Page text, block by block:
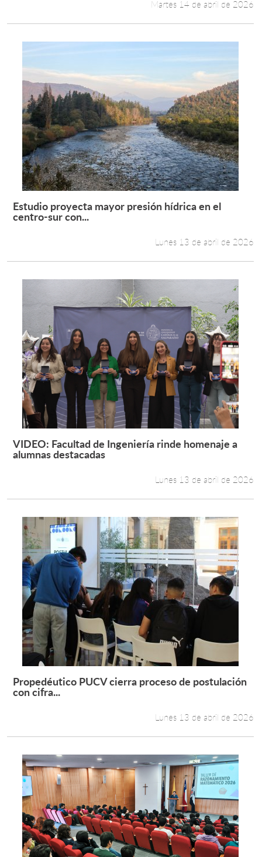
Martes 14 de abril de 2026
Leer más +
Estudio proyecta mayor presión hídrica en el
centro-sur con...
Lunes 13 de abril de 2026
Leer más +
VIDEO: Facultad de Ingeniería rinde homenaje a
alumnas destacadas
Lunes 13 de abril de 2026
Leer más +
Propedéutico PUCV cierra proceso de postulación
con cifra...
Lunes 13 de abril de 2026